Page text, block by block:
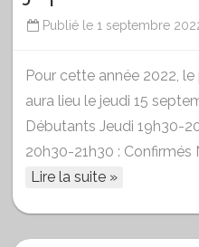
Publié le 1 septembre
Pour cette année 2022,
aura lieu le jeudi 15
Débutants Jeudi 19h30-
20h30-21h30 : Confirmés
Lire la suite »